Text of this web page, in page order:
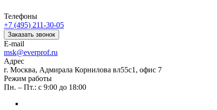
Телефоны
+7 (495) 211-30-05
Заказать звонок
E-mail
msk@everprof.ru
Адрес
г. Москва, Адмирала Корнилова вл55с1, офис 7
Режим работы
Пн. – Пт.: с 9:00 до 18:00